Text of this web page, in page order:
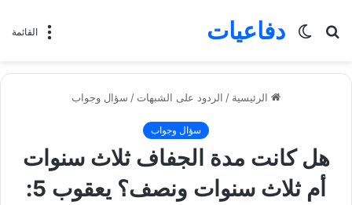
القائمة دفاعيات
بحث
الوضع
الرئيسية / الردود على الشبهات / سؤال وجواب
سؤال وجواب
هل كانت مدة الجفاف ثلاث سنوات
أم ثلاث سنوات ونصف؟ يعقوب 5: